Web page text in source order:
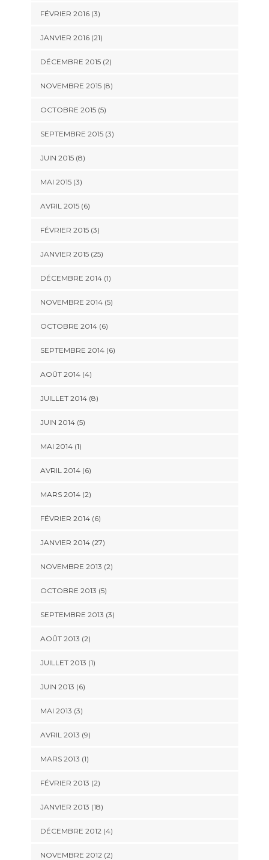
FÉVRIER 2016 (3)
JANVIER 2016 (21)
DÉCEMBRE 2015 (2)
NOVEMBRE 2015 (8)
OCTOBRE 2015 (5)
SEPTEMBRE 2015 (3)
JUIN 2015 (8)
MAI 2015 (3)
AVRIL 2015 (6)
FÉVRIER 2015 (3)
JANVIER 2015 (25)
DÉCEMBRE 2014 (1)
NOVEMBRE 2014 (5)
OCTOBRE 2014 (6)
SEPTEMBRE 2014 (6)
AOÛT 2014 (4)
JUILLET 2014 (8)
JUIN 2014 (5)
MAI 2014 (1)
AVRIL 2014 (6)
MARS 2014 (2)
FÉVRIER 2014 (6)
JANVIER 2014 (27)
NOVEMBRE 2013 (2)
OCTOBRE 2013 (5)
SEPTEMBRE 2013 (3)
AOÛT 2013 (2)
JUILLET 2013 (1)
JUIN 2013 (6)
MAI 2013 (3)
AVRIL 2013 (9)
MARS 2013 (1)
FÉVRIER 2013 (2)
JANVIER 2013 (18)
DÉCEMBRE 2012 (4)
NOVEMBRE 2012 (2)